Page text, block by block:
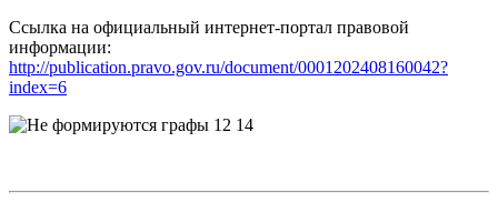
Ссылка на официальный интернет-портал правовой
информации:
http://publication.pravo.gov.ru/document/0001202408160042?
index=6